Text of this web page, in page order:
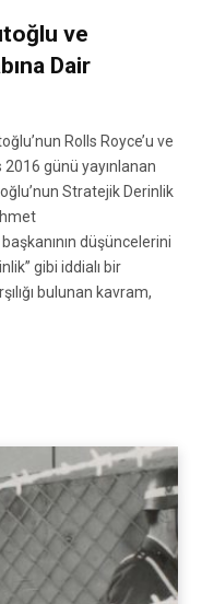
ve
Dair
Rolls Royce’u ve
2016 günü yayınlanan
Stratejik Derinlik
düşüncelerini
gibi iddialı bir
bulunan kavram,